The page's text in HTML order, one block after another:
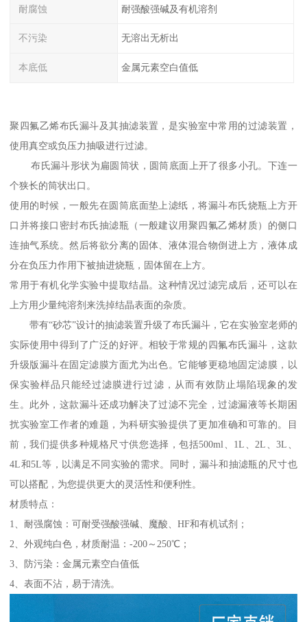
耐腐蚀 耐强酸强碱及有机溶剂
不污染 无溶出无析出
本底低 金属元素空白值低
聚四氟乙烯布氏漏斗及其抽滤装置，是实验室中常用的过滤装置，
使用真空或负压力抽吸进行过滤。
布氏漏斗形状为扁圆筒状，圆筒底面上开了很多小孔。下连一
个狭长的筒状出口。
使用的时候，一般先在圆筒底面垫上滤纸，将漏斗布氏烧瓶上方开
口并将接口密封布氏抽滤瓶（一般建议用聚四氟乙烯材质）的侧口
连抽气系统。然后将欲分离的固体、液体混合物倒进上方，液体成
分在负压力作用下被抽进烧瓶，固体留在上方。
常用于有机化学实验中提取结晶。这种情况过滤完成后，还可以在
上方用少量纯溶剂来洗掉结晶表面的杂质。
带有“砂芯”设计的抽滤装置升级了布氏漏斗，它在实验室老师的
实际使用中得到了广泛的好评。相较于常规的四氟布氏漏斗，这款
升级版漏斗在固定滤膜方面尤为出色。它能够更稳地固定滤膜，以
保实验样品只能经过滤膜进行过滤，从而有效防止塌陷现象的发
生。此外，这款漏斗还成功解决了过滤不完全，过滤漏液等长期困
扰实验室工作者的难题，为科研实验提供了更加准确和可靠的。目
前，我们提供多种规格尺寸供您选择，包括500ml、1L、2L、3L、
4L和5L等，以满足不同实验的需求。同时，漏斗和抽滤瓶的尺寸也
可以搭配，为您提供更大的灵活性和便利性。
材质特点：
1、耐强腐蚀：可耐受强酸强碱、魔酸、HF和有机试剂；
2、外观纯白色，材质耐温：-200～250℃；
3、防污染：金属元素空白值低
4、表面不沾，易于清洗。